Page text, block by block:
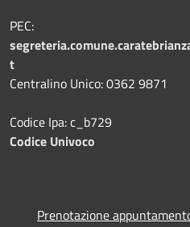
PEC:
t
Centralino Unico: 0362 9871
Codice Ipa: c_b729
Codice Univoco
Prenotazione